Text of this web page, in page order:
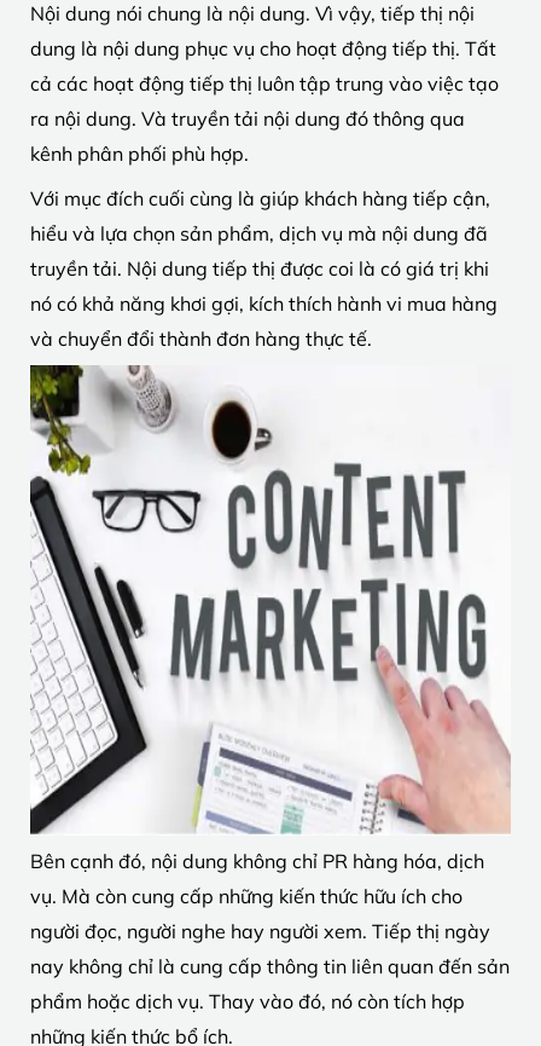
Nội dung nói chung là nội dung. Vì vậy, tiếp thị nội
dung là nội dung phục vụ cho hoạt động tiếp thị. Tất
cả các hoạt động tiếp thị luôn tập trung vào việc tạo
ra nội dung. Và truyền tải nội dung đó thông qua
kênh phân phối phù hợp.
Với mục đích cuối cùng là giúp khách hàng tiếp cận,
hiểu và lựa chọn sản phẩm, dịch vụ mà nội dung đã
truyền tải. Nội dung tiếp thị được coi là có giá trị khi
nó có khả năng khơi gợi, kích thích hành vi mua hàng
và chuyển đổi thành đơn hàng thực tế.
Bên cạnh đó, nội dung không chỉ PR hàng hóa, dịch
vụ. Mà còn cung cấp những kiến ​​thức hữu ích cho
người đọc, người nghe hay người xem. Tiếp thị ngày
nay không chỉ là cung cấp thông tin liên quan đến sản
phẩm hoặc dịch vụ. Thay vào đó, nó còn tích hợp
những kiến ​​thức bổ ích.